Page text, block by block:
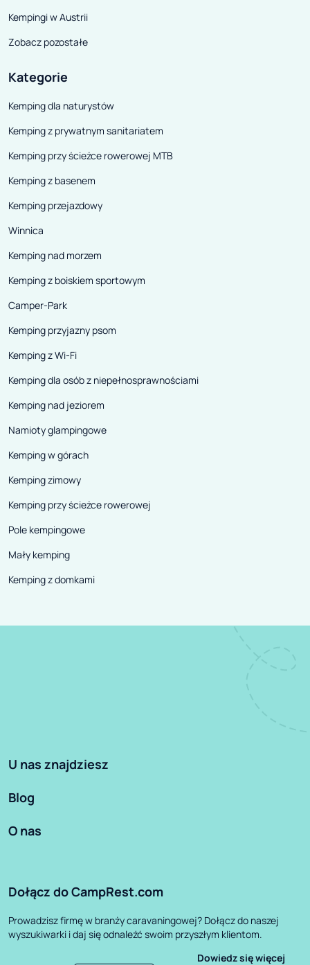
Kempingi w Austrii
Zobacz pozostałe
Kategorie
Kemping dla naturystów
Kemping z prywatnym sanitariatem
Kemping przy ścieżce rowerowej MTB
Kemping z basenem
Kemping przejazdowy
Winnica
Kemping nad morzem
Kemping z boiskiem sportowym
Camper-Park
Kemping przyjazny psom
Kemping z Wi-Fi
Kemping dla osób z niepełnosprawnościami
Kemping nad jeziorem
Namioty glampingowe
Kemping w górach
Kemping zimowy
Kemping przy ścieżce rowerowej
Pole kempingowe
Mały kemping
Kemping z domkami
U nas znajdziesz
Blog
O nas
Dołącz do CampRest.com
Prowadzisz firmę w branży caravaningowej? Dołącz do naszej
wyszukiwarki i daj się odnaleźć swoim przyszłym klientom.
Dowiedz się więcej